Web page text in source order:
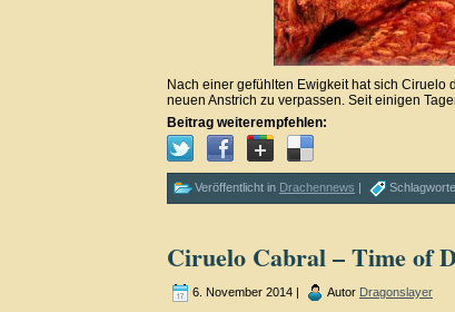
Nach einer gefühlten Ewigkeit hat sich Ciruelo
neuen Anstrich zu verpassen. Seit einigen
Beitrag weiterempfehlen:
Veröffentlicht in Drachennews |
Ciruelo Cabral – Time of
6. November 2014 | Autor Dragonslayer